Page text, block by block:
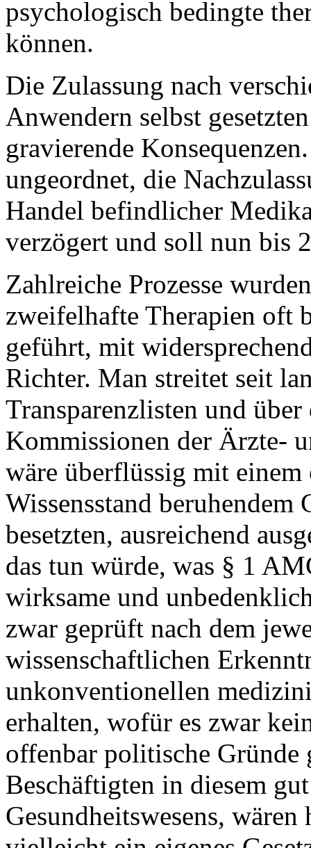
psychologisch bedingte
können.
Die Zulassung nach
Anwendern selbst
gravierende
ungeordnet, die
Handel befindlicher
verzögert und soll nun bis
Zahlreiche Prozesse
zweifelhafte Therapien oft
geführt, mit
Richter. Man streitet seit
Transparenzlisten und
Kommissionen der Ärzte-
wäre überflüssig mit
Wissensstand beruhendem
besetzten, ausreichend
das tun würde, was § 1
wirksame und
zwar geprüft nach dem
wissenschaftlichen
unkonventionellen
erhalten, wofür es zwar
offenbar politische
Beschäftigten in diesem
Gesundheitswesens,